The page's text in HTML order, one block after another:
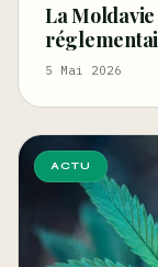
La
relancer les
5 Mai 2026
ACTU